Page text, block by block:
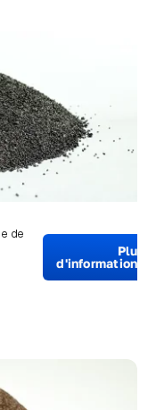
de
Plus
d'informations